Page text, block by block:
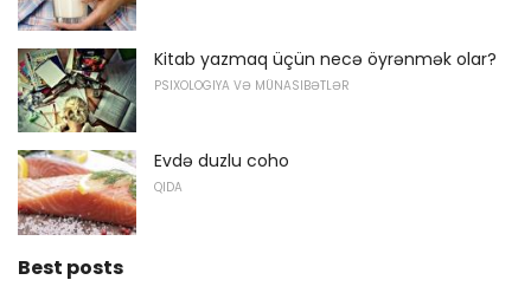
Kitab yazmaq üçün necə öyrənmək olar?
PSIXOLOGIYA VƏ MÜNASIBƏTLƏR
Evdə duzlu coho
QIDA
Best posts